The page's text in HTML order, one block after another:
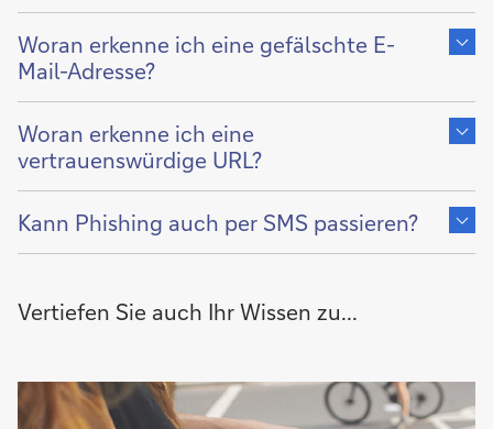
Zeige
Inhalt
von
Woran erkenne ich eine gefälschte E-
Mail-Adresse?
Zeige
Inhalt
von
Woran erkenne ich eine
vertrauenswürdige URL?
Zeige
Inhalt
von
Kann Phishing auch per SMS passieren?
Vertiefen Sie auch Ihr Wissen zu...